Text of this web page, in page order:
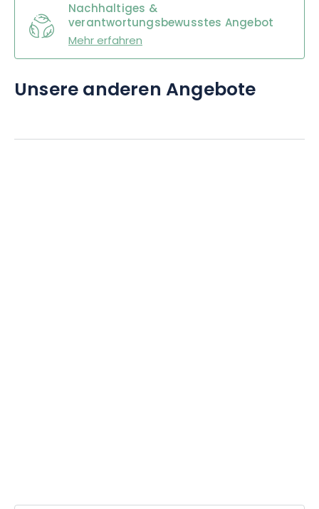
Nachhaltiges &
verantwortungsbewusstes Angebot
Mehr erfahren
Unsere anderen Angebote